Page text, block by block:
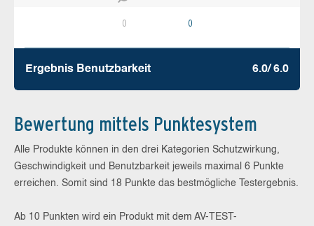
0 0
Ergebnis Benutz­barkeit 6.0/ 6.0
Bewertung mittels Punktesystem
Alle Produkte können in den drei Kategorien Schutzwirkung,
Geschwindigkeit und Benutzbarkeit jeweils maximal 6 Punkte
erreichen. Somit sind 18 Punkte das bestmögliche Testergebnis.
Ab 10 Punkten wird ein Produkt mit dem AV-TEST-